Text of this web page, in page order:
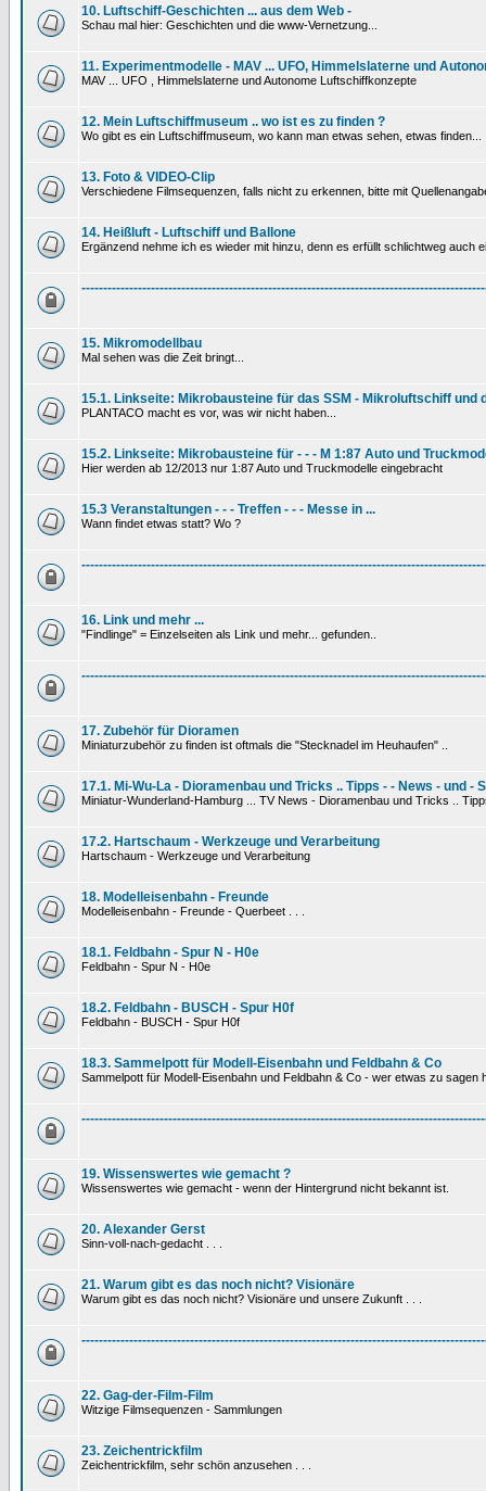
10. Luftschiff-Geschichten ... aus dem Web -
Schau mal hier: Geschichten und die www-Vernetzung...
11. Experimentmodelle - MAV ... UFO, Himmelslaterne und
MAV ... UFO , Himmelslaterne und Autonome Luftschiffkonzepte
12. Mein Luftschiffmuseum .. wo ist es zu finden ?
Wo gibt es ein Luftschiffmuseum, wo kann man etwas sehen, etwas finden...
13. Foto & VIDEO-Clip
Verschiedene Filmsequenzen, falls nicht zu erkennen, bitte mit
14. Heißluft - Luftschiff und Ballone
Ergänzend nehme ich es wieder mit hinzu, denn es erfüllt schlichtweg auch
15. Mikromodellbau
Mal sehen was die Zeit bringt...
15.1. Linkseite: Mikrobausteine für das SSM - Mikroluftschiff und
PLANTACO macht es vor, was wir nicht haben...
15.2. Linkseite: Mikrobausteine für - - - M 1:87 Auto und
Hier werden ab 12/2013 nur 1:87 Auto und Truckmodelle eingebracht
15.3 Veranstaltungen - - - Treffen - - - Messe in ...
Wann findet etwas statt? Wo ?
16. Link und mehr ...
"Findlinge" = Einzelseiten als Link und mehr... gefunden..
17. Zubehör für Dioramen
Miniaturzubehör zu finden ist oftmals die "Stecknadel im Heuhaufen" ..
17.1. Mi-Wu-La - Dioramenbau und Tricks .. Tipps - - News - und -
Miniatur-Wunderland-Hamburg ... TV News - Dioramenbau und Tricks ..
17.2. Hartschaum - Werkzeuge und Verarbeitung
Hartschaum - Werkzeuge und Verarbeitung
18. Modelleisenbahn - Freunde
Modelleisenbahn - Freunde - Querbeet . . .
18.1. Feldbahn - Spur N - H0e
Feldbahn - Spur N - H0e
18.2. Feldbahn - BUSCH - Spur H0f
Feldbahn - BUSCH - Spur H0f
18.3. Sammelpott für Modell-Eisenbahn und Feldbahn & Co
Sammelpott für Modell-Eisenbahn und Feldbahn & Co - wer etwas zu sagen
19. Wissenswertes wie gemacht ?
Wissenswertes wie gemacht - wenn der Hintergrund nicht bekannt ist.
20. Alexander Gerst
Sinn-voll-nach-gedacht . . .
21. Warum gibt es das noch nicht? Visionäre
Warum gibt es das noch nicht? Visionäre und unsere Zukunft . . .
22. Gag-der-Film-Film
Witzige Filmsequenzen - Sammlungen
23. Zeichentrickfilm
Zeichentrickfilm, sehr schön anzusehen . . .